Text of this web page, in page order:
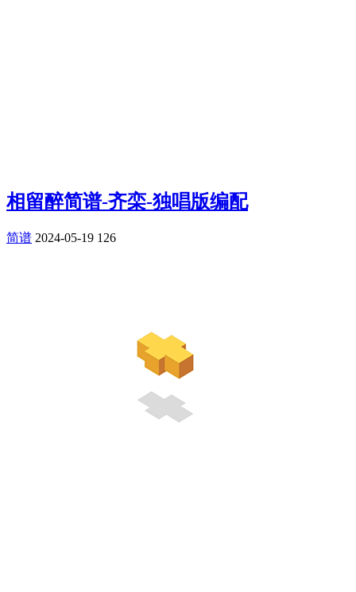
相留醉简谱-齐栾-独唱版编配
简谱 2024-05-19 126